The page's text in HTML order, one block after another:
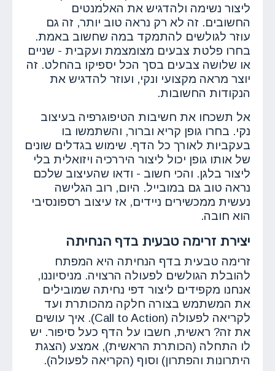
ליצור נשימה ולהדגיש את האלמנטים
החשובים. זה לא רק נראה טוב יותר, זה גם
עוזר לגולשים להתמקד במה שחשוב באמת.
בחרו פלטת צבעים מצומצמת ועקבית - שניים
או שלושה צבעים בסך הכל יספיקו בהחלט. זה
יוצר מראה מקצועי ונקי, ועוזר להדגיש את
הנקודות החשובות.
אל תשכחו את חשיבות הטיפוגרפיה בעיצוב
נקי. בחרו גופן קריא וברור, והשתמשו בו
בעקביות לאורך כל הדף. שימוש בגדלים שונים
של אותו גופן יכול ליצור היררכיה ויזואלית בלי
ליצור בלגן. והכי חשוב - ודאו שהעיצוב שלכם
נראה טוב גם במובייל. היום, רוב הגלישה
נעשית ממכשירים ניידים, אז עיצוב רספונסיבי
הוא חובה.
יצירת זרימה טבעית בדף הנחיתה
זרימה טבעית בדף הנחיתה היא המפתח
להובלת הגולשים לפעולה הרצויה. מניסיוננו,
אנחנו מקפידים ליצור דפי נחיתה שמובילים
את המשתמש בצורה חלקה מהכותרת ועד
לקריאה לפעולה (Call to Action). איך עושים
את זה? ראשית, חשבו על הדף כעל סיפור. יש
לו התחלה (הכותרת הראשית), אמצע (הצגת
היתרונות והפתרון) וסוף (הקריאה לפעולה).